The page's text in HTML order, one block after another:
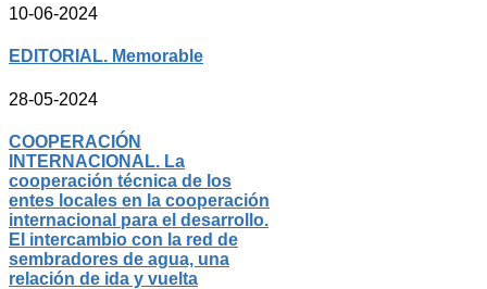
10-06-2024
EDITORIAL. Memorable
28-05-2024
COOPERACIÓN
INTERNACIONAL. La
cooperación técnica de los
entes locales en la cooperación
internacional para el desarrollo.
El intercambio con la red de
sembradores de agua, una
relación de ida y vuelta